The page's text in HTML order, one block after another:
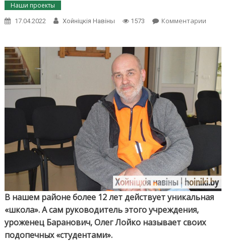
Наши проекты
17.04.2022 Хойнiцкiя Навiны 1573 Комментарииon
В нашем районе более 12 лет действует уникальная
«школа». А сам руководитель этого учреждения,
уроженец Баранович, Олег Лойко называет своих
подопечных «студентами».